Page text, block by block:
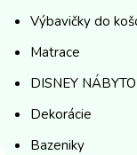
Výbavičky do
Matrace
DISNEY
Dekorácie
Bazeniky